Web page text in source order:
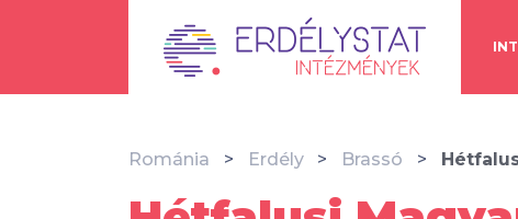
Románia Erdély Brassó